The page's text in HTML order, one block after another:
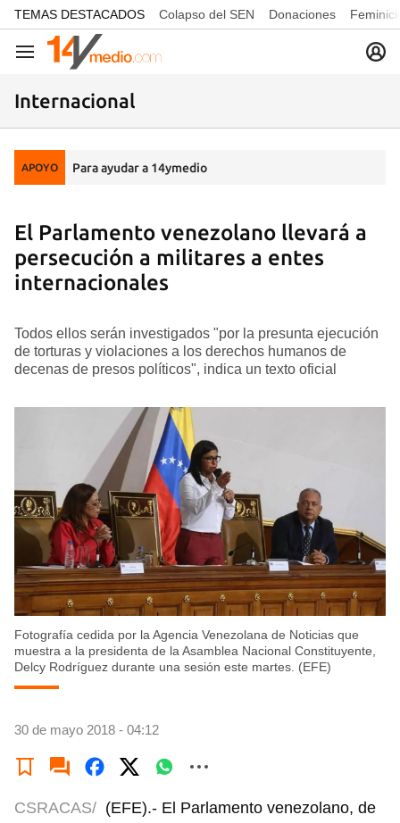
common.go-to-content
TEMAS DESTACADOS Colapso del SEN Donaciones
Navegación
Internacional
APOYO Para ayudar a 14ymedio
El Parlamento venezolano llevará a
persecución a militares a entes
internacionales
Todos ellos serán investigados "por la presunta ejecución
de torturas y violaciones a los derechos humanos de
decenas de presos políticos", indica un texto oficial
Fotografía cedida por la Agencia Venezolana de Noticias que
muestra a la presidenta de la Asamblea Nacional Constituyente,
Delcy Rodríguez durante una sesión este martes. (EFE)
30 de mayo 2018 - 04:12
CSRACAS/ (EFE).- El Parlamento venezolano, de